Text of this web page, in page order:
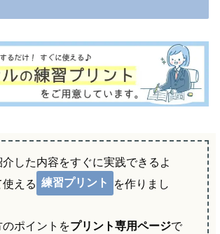
した内容をすぐに実践できるよ
使える 練習プリント
を作りまし
ポイントをプリント専用ページで